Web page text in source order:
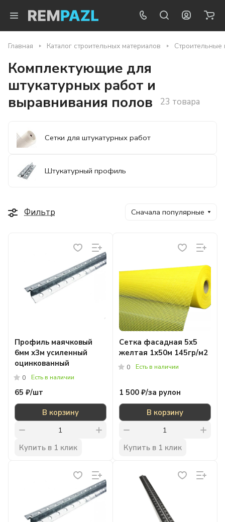
Главная Каталог строительных материалов Строительные
Комплектующие для
штукатурных работ и
выравнивания полов
23 товара
Сетки для штукатурных работ
Штукатурный профиль
Фильтр Сначала популярные
Профиль маячковый
6мм х3м усиленный
оцинкованный
0 Есть в наличии
65 ₽/шт
В корзину
Купить в 1 клик
Сетка фасадная 5х5
желтая 1х50м 145гр/м2
0 Есть в наличии
1 500 ₽/за рулон
В корзину
Купить в 1 клик